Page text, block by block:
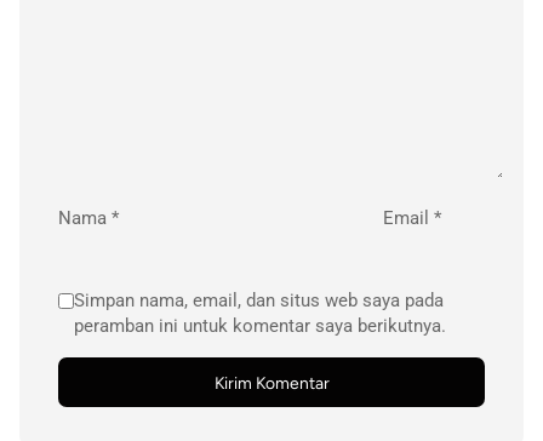
Nama * Email *
Simpan nama, email, dan situs web saya pada
peramban ini untuk komentar saya berikutnya.